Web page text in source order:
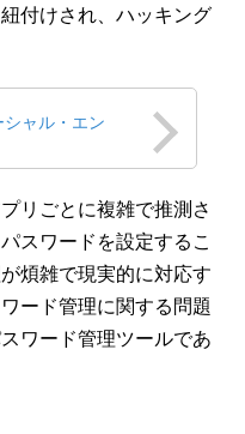
付けされ、ハッキング
ャル・エン
リごとに複雑で推測さ
スワードを設定するこ
煩雑で現実的に対応す
ード管理に関する問題
ワード管理ツールであ